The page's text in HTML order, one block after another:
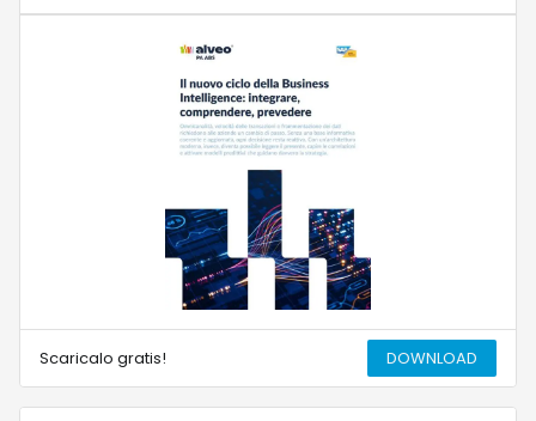
Scaricalo gratis! DOWNLOAD